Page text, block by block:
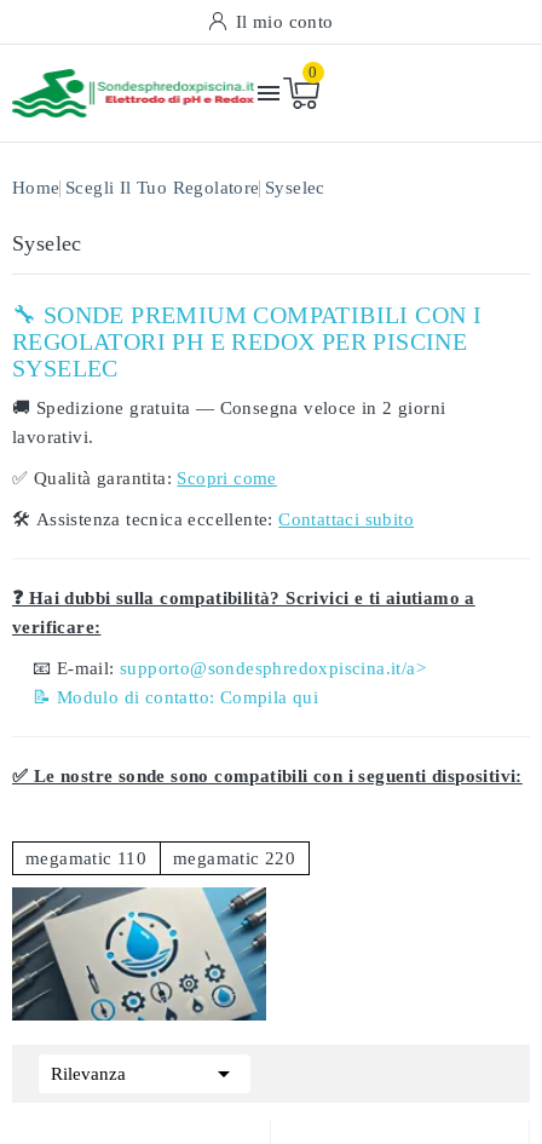
Il mio conto

0
Home Scegli Il Tuo Regolatore Syselec
Syselec
🔧 SONDE PREMIUM COMPATIBILI CON I
REGOLATORI PH E REDOX PER PISCINE
SYSELEC
🚚 Spedizione gratuita — Consegna veloce in 2 giorni
lavorativi.
✅ Qualità garantita: Scopri come
🛠️ Assistenza tecnica eccellente: Contattaci subito
❓ Hai dubbi sulla compatibilità? Scrivici e ti aiutiamo a
verificare:
📧 E-mail:supporto@sondesphredoxpiscina.it/a>
📝 Modulo di contatto: Compila qui
✅ Le nostre sonde sono compatibili con i seguenti dispositivi:
megamatic 110 megamatic 220
Rilevanza 